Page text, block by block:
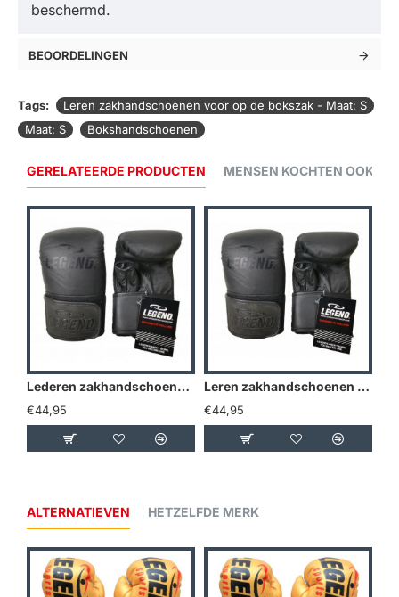
beschermd.
BEOORDELINGEN
Tags:
Leren zakhandschoenen voor op de bokszak - Maat: S
Maat: S
Bokshandschoenen
GERELATEERDE PRODUCTEN MENSEN KOCHTEN OOK...
Lederen zakhandschoenen voor op de bokszak
€44,95
Leren zakhandschoenen voor op de bokszak - Maat: S
€44,95
ALTERNATIEVEN HETZELFDE MERK